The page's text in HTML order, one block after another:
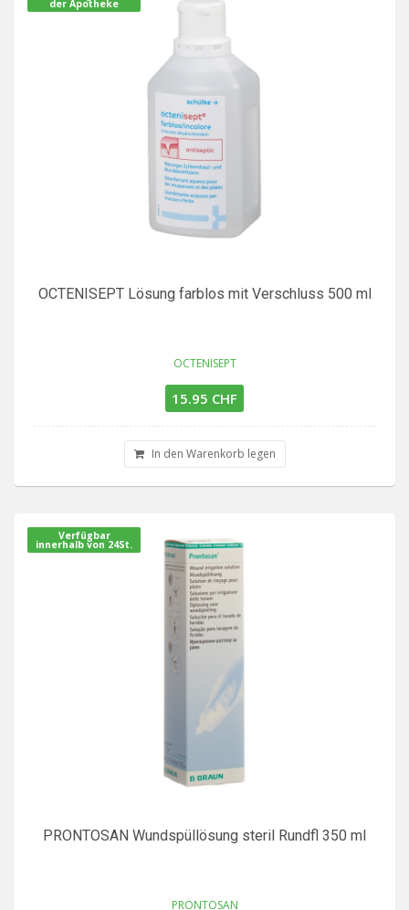
der Apotheke
OCTENISEPT Lösung farblos mit Verschluss 500 ml
OCTENISEPT
15.95 CHF
In den Warenkorb legen
Verfügbar
innerhalb von 24St.
PRONTOSAN Wundspüllösung steril Rundfl 350 ml
PRONTOSAN